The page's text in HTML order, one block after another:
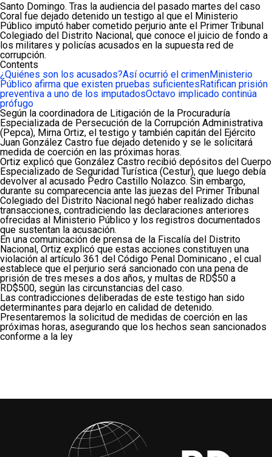
Santo Domingo. Tras la audiencia del pasado martes del caso
Coral fue dejado detenido un testigo al que el Ministerio
Público imputó haber cometido perjurio ante el Primer Tribunal
Colegiado del Distrito Nacional, que conoce el juicio de fondo a
los militares y policías acusados en la supuesta red de
corrupción.
Contents
¿Quiénes son los acusados?Así ocurrió el crimenMinisterio
Público afirma que existen pruebas suficientes Ratifican prisión
preventiva a uno de los imputadosOctavo implicado continúa
prófugo
Según la coordinadora de Litigación de la Procuraduría
Especializada de Persecución de la Corrupción Administrativa
(Pepca), Mirna Ortiz, el testigo y también capitán del Ejército
Juan González Castro fue dejado detenido y se le solicitará
medida de coerción en las próximas horas.
Ortiz explicó que González Castro recibió depósitos del Cuerpo
Especializado de Seguridad Turística (Cestur), que luego debía
devolver al acusado Pedro Castillo Nolazco. Sin embargo,
durante su comparecencia ante las juezas del Primer Tribunal
Colegiado del Distrito Nacional negó haber realizado dichas
transacciones, contradiciendo las declaraciones anteriores
ofrecidas al Ministerio Público y los registros documentados
que sustentan la acusación.
En una comunicación de prensa de la Fiscalía del Distrito
Nacional, Ortiz explicó que estas acciones constituyen una
violación al artículo 361 del Código Penal Dominicano , el cual
establece que el perjurio será sancionado con una pena de
prisión de tres meses a dos años, y multas de RD$50 a
RD$500, según las circunstancias del caso.
Las contradicciones deliberadas de este testigo han sido
determinantes para dejarlo en calidad de detenido.
Presentaremos la solicitud de medidas de coerción en las
próximas horas, asegurando que los hechos sean sancionados
conforme a la ley